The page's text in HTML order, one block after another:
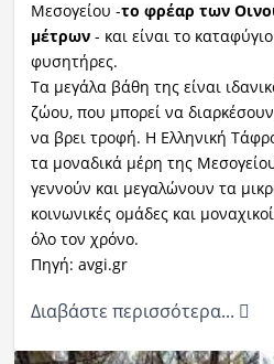
Μεσογείου -το φρέαρ των
μέτρων- και είναι το
φυσητήρες.
Τα μεγάλα βάθη της είναι
ζώου, που μπορεί να
να βρει τροφή. Η Ελληνική
τα μοναδικά μέρη της
γεννούν και μεγαλώνουν τα
κοινωνικές ομάδες και
όλο τον χρόνο.
Πηγή: avgi.gr
Διαβάστε περισσότερα...